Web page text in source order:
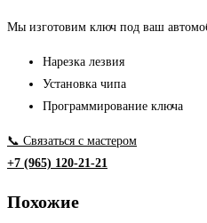
Мы изготовим ключ под ваш
Нарезка лезвия
Установка чипа
Программирование ключа
📞 Связаться с мастером
+7 (965) 120-21-21
Похожие